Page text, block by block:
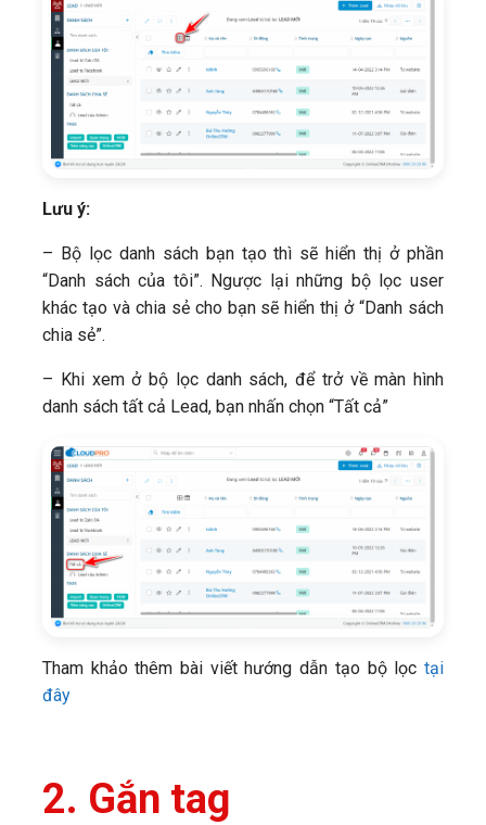
Lưu ý:
– Bộ lọc danh sách bạn tạo thì sẽ hiển thị ở phần
“Danh sách của tôi”. Ngược lại những bộ lọc user
khác tạo và chia sẻ cho bạn sẽ hiển thị ở “Danh sách
chia sẻ”.
– Khi xem ở bộ lọc danh sách, để trở về màn hình
danh sách tất cả Lead, bạn nhấn chọn “Tất cả”
Tham khảo thêm bài viết hướng dẫn tạo bộ lọc tại
đây
2. Gắn tag